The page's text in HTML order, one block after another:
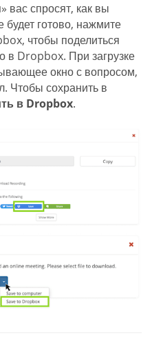
вас спросят, как вы
будет готово, нажмите
чтобы поделиться
в Dropbox. При загрузке
окно с вопросом,
Чтобы сохранить в
в Dropbox.